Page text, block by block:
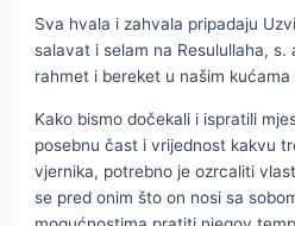
Sva hvala i zahvala pripadaju
salavat i selam na Resulullaha, s.
rahmet i bereket u našim
Kako bismo dočekali i ispratili
posebnu čast i vrijednost kakvu
vjernika, potrebno je ozrcaliti
se pred onim što on nosi sa